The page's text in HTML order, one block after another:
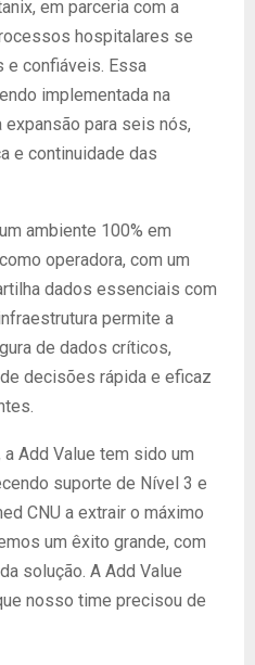
em parceria com a
hospitalares se
e confiáveis. Essa
implementada na
expansão para seis nós,
e continuidade das
ambiente 100% em
operadora, com um
dados essenciais com
permite a
de dados críticos,
decisões rápida e eficaz
Add Value tem sido um
suporte de Nível 3 e
CNU a extrair o máximo
um êxito grande, com
solução. A Add Value
nosso time precisou de